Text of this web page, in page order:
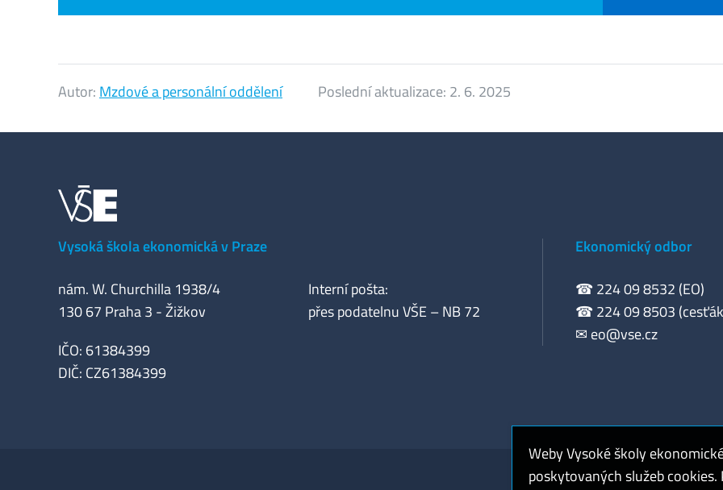
Autor: Mzdové a personální oddělení Poslední aktualizace: 2. 6. 2025
Vysoká škola ekonomická v Praze
nám. W. Churchilla 1938/4
130 67 Praha 3 - Žižkov
Interní pošta:
přes podatelnu VŠE – NB 72
IČO: 61384399
DIČ: CZ61384399
Ekonomický odbor
☎ 224 09 8532 (EO)
☎ 224 09 8503
✉ eo@vse.cz
Weby Vysoké školy
poskytovaných služeb